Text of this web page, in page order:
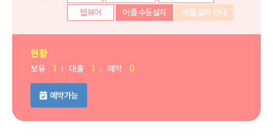
웹뷰어
어플 수동설치 어플 설치 안내
현황
보유 1 대출 1 예약 0
예약가능